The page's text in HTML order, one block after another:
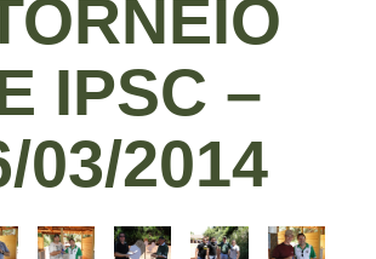
IPSC –
03/2014